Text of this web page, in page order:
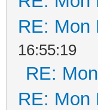
RE: Mon
16:55:19
RE:
RE: Mon